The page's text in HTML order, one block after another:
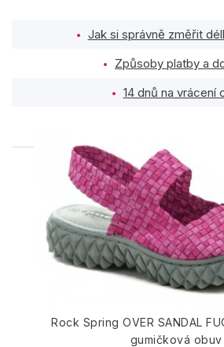
Jak si správně změřit
Způsoby platby a
14 dnů na vrácení
PODOBNÉ
Rock Spring OVER SANDAL
gumičková obuv